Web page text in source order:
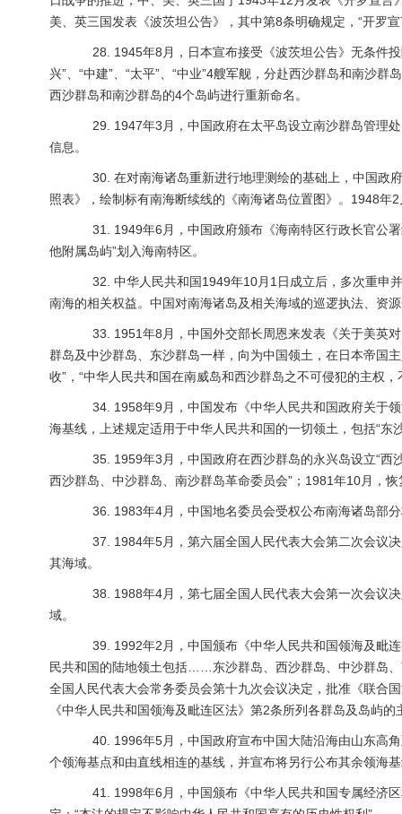
美、英三国发表《波茨坦公告》，其中第8条明确规定，“开罗
28. 1945年8月，日本宣布接受《波茨坦公告》无条件投
兴”、“中建”、“太平”、“中业”4艘军舰，分赴西沙群岛和南沙
西沙群岛和南沙群岛的4个岛屿进行重新命名。
29. 1947年3月，中国政府在太平岛设立南沙群岛管理处
信息。
30. 在对南海诸岛重新进行地理测绘的基础上，中国政
照表》，绘制标有南海断续线的《南海诸岛位置图》。1948
31. 1949年6月，中国政府颁布《海南特区行政长官公署
他附属岛屿”划入海南特区。
32. 中华人民共和国1949年10月1日成立后，多次重申并
南海的相关权益。中国对南海诸岛及相关海域的巡逻执法、资
33. 1951年8月，中国外交部长周恩来发表《关于美英对
群岛及中沙群岛、东沙群岛一样，向为中国领土，在日本帝国
收”，“中华人民共和国在南威岛和西沙群岛之不可侵犯的主权
34. 1958年9月，中国发布《中华人民共和国政府关于领
海基线，上述规定适用于中华人民共和国的一切领土，包括“
35. 1959年3月，中国政府在西沙群岛的永兴岛设立“西沙
西沙群岛、中沙群岛、南沙群岛革命委员会”；1981年10月，
36. 1983年4月，中国地名委员会受权公布南海诸岛部分
37. 1984年5月，第六届全国人民代表大会第二次会议决
其海域。
38. 1988年4月，第七届全国人民代表大会第一次会议决
域。
39. 1992年2月，中国颁布《中华人民共和国领海及毗连
民共和国的陆地领土包括……东沙群岛、西沙群岛、中沙群岛
全国人民代表大会常务委员会第十九次会议决定，批准《联合
《中华人民共和国领海及毗连区法》第2条所列各群岛及岛屿的
40. 1996年5月，中国政府宣布中国大陆沿海由山东高角
个领海基点和由直线相连的基线，并宣布将另行公布其余领海
41. 1998年6月，中国颁布《中华人民共和国专属经济区